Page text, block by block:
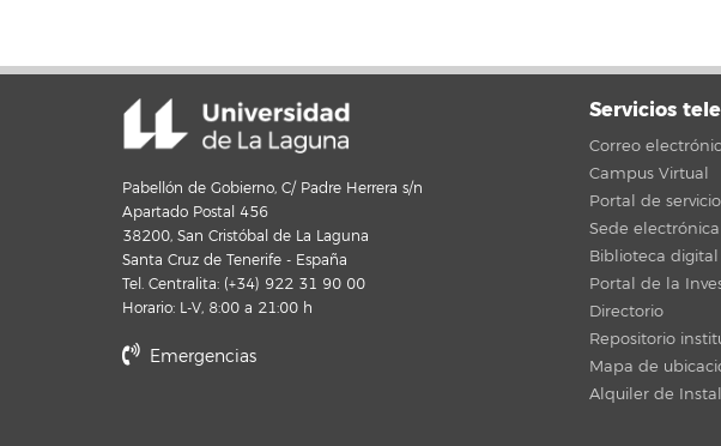
Pabellón de Gobierno, C/ Padre Herrera s/n
Apartado Postal 456
38200, San Cristóbal de La Laguna
Santa Cruz de Tenerife - España
Tel. Centralita: (+34) 922 31 90 00
Horario: L-V, 8:00 a 21:00 h
Emergencias
Servicios
Correo
Campus Virtual
Portal de
Sede electrónica
Biblioteca digital
Portal de la
Directorio
Repositorio
Mapa de
Alquiler de